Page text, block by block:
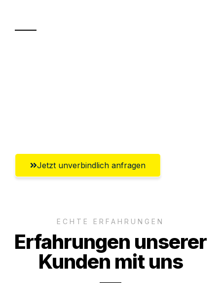
Jetzt unverbindlich anfragen
ECHTE ERFAHRUNGEN
Erfahrungen unserer
Kunden mit uns